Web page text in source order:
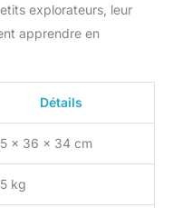
explorateurs, leur
apprendre en
Détails
x 36 x 34 cm
kg